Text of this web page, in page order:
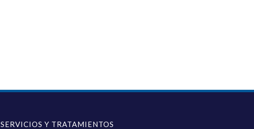
SERVICIOS Y TRATAMIENTOS